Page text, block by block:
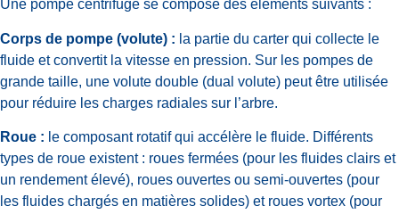
Une pompe centrifuge se compose des éléments suivants :
Corps de pompe (volute) : la partie du carter qui collecte le
fluide et convertit la vitesse en pression. Sur les pompes de
grande taille, une volute double (dual volute) peut être utilisée
pour réduire les charges radiales sur l’arbre.
Roue : le composant rotatif qui accélère le fluide. Différents
types de roue existent : roues fermées (pour les fluides clairs et
un rendement élevé), roues ouvertes ou semi-ouvertes (pour
les fluides chargés en matières solides) et roues vortex (pour